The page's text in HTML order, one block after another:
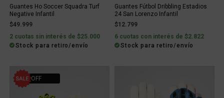
Guantes Ho Soccer Squadra Turf
Negative Infantil
$49.999
2 cuotas sin interés de $25.000
Stock para retiro/envío
Guantes Fútbol Dribbling Estadios
24 San Lorenzo Infantil
$12.799
6 cuotas con interés de $2.822
Stock para retiro/envío
10% OFF